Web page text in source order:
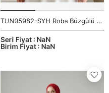
TUN05982-SYH Roba Büzgülü Kol Lastik Tunik-Siyah
Birim Fiyat : NaN
Seri Fiyat : NaN